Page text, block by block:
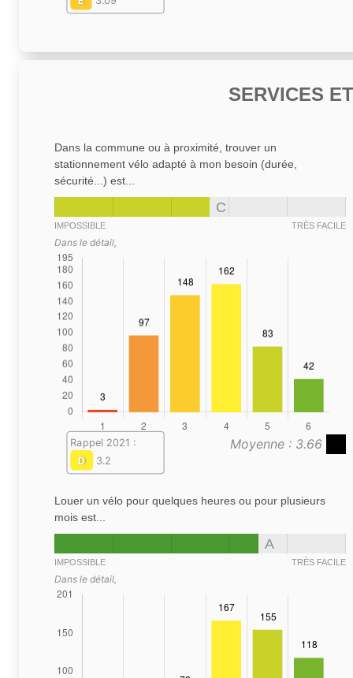
SERVICES
Dans la commune ou à proximité, trouver un
stationnement vélo adapté à mon besoin (durée,
sécurité...) est...
C
IMPOSSIBLE TRÈS FACILE
Dans le détail,
Moyenne : 3.66
Rappel 2021 :
D
3.2
Louer un vélo pour quelques heures ou pour plusieurs
mois est...
A
IMPOSSIBLE TRÈS FACILE
Dans le détail,